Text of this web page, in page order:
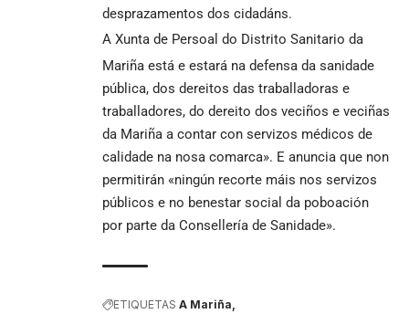
desprazamentos dos cidadáns.
A Xunta de Persoal do Distrito Sanitario da
Mariña está e estará na defensa da sanidade
pública, dos dereitos das traballadoras e
traballadores, do dereito dos veciños e veciñas
da Mariña a contar con servizos médicos de
calidade na nosa comarca». E anuncia que non
permitirán «ningún recorte máis nos servizos
públicos e no benestar social da poboación
por parte da Consellería de Sanidade».
ETIQUETAS A Mariña